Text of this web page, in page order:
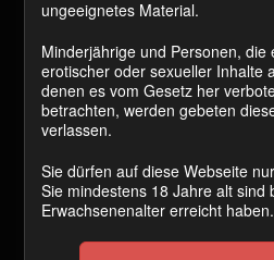
Gemeine Aufgabe
2:14 Min.
Gemeine Aufgabe
3:50 Min.
ungeeignetes Material.
Minderjährige und Personen, die
erotischer oder sexueller Inhalte
denen es vom Gesetz her
betrachten, werden gebeten
verlassen.
Sie dürfen auf diese Webseite
Sie mindestens 18 Jahre alt sind
Erwachsenenalter erreicht haben.